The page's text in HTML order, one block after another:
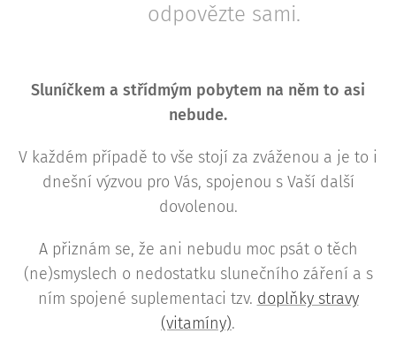
odpovězte sami.
Sluníčkem a střídmým pobytem na něm to asi
nebude.
V každém případě to vše stojí za zváženou a je to i
dnešní výzvou pro Vás, spojenou s Vaší další
dovolenou.
A přiznám se, že ani nebudu moc psát o těch
(ne)smyslech o nedostatku slunečního záření a s
ním spojené suplementaci tzv. doplňky stravy
(vitamíny).